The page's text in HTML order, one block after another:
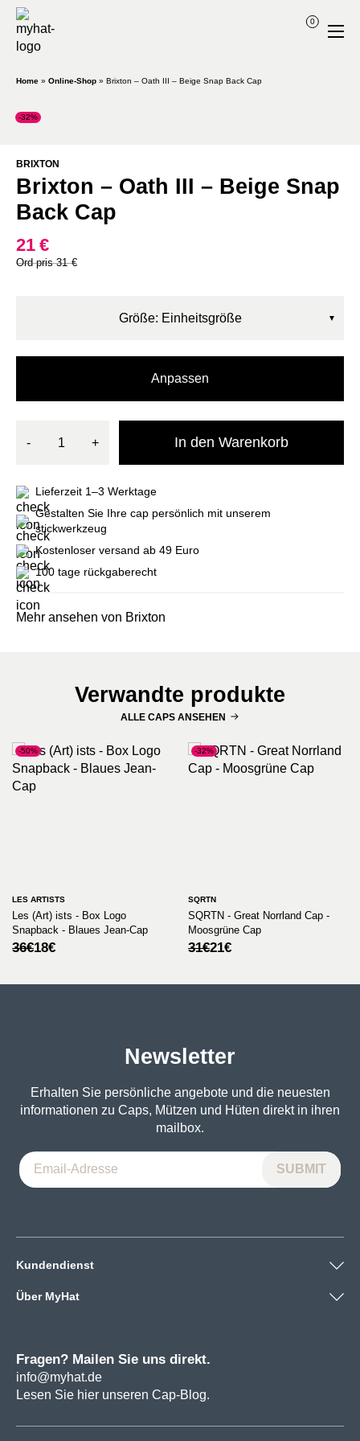
0
Home » Online-Shop » Brixton – Oath III – Beige Snap Back Cap
-32%
BRIXTON
Brixton – Oath III – Beige Snap
Back Cap
31 €
Ursprünglicher
Preis
21 €
Aktueller
Preis
Größe: Einheitsgröße
Anpassen
- + In den Warenkorb
Lieferzeit 1–3 Werktage
Gestalten Sie Ihre cap persönlich mit unserem
stickwerkzeug
Kostenloser versand ab 49 Euro
100 tage rückgaberecht
Mehr ansehen von Brixton
Verwandte produkte
ALLE CAPS ANSEHEN
-50%
LES ARTISTS
Les (Art) ists - Box Logo
Snapback - Blaues Jean-Cap
36€
Ursprünglicher
36€
18€
Aktueller
18€.
-32%
SQRTN
SQRTN - Great Norrland Cap -
Moosgrüne Cap
31€
Ursprünglicher
31€
21€
Aktueller
21€.
Newsletter
Erhalten Sie persönliche angebote und die neuesten
informationen zu Caps, Mützen und Hüten direkt in ihren
mailbox.
Kundendienst
Über MyHat
Fragen? Mailen Sie uns direkt.
info@myhat.de
Lesen Sie hier unseren Cap-Blog.